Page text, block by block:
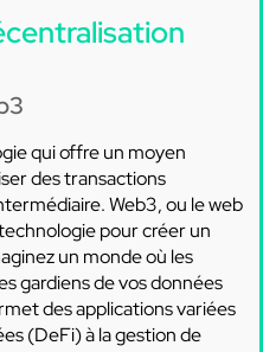
qui offre un moyen
des transactions
Web3, ou le web
pour créer un
un monde où les
gardiens de vos données
des applications variées
(DeFi) à la gestion de